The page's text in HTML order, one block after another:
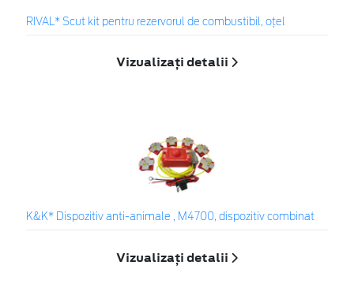
RIVAL* Scut kit pentru rezervorul de combustibil, oțel
Vizualizați detalii
K&K* Dispozitiv anti-animale , M4700, dispozitiv combinat
Vizualizați detalii